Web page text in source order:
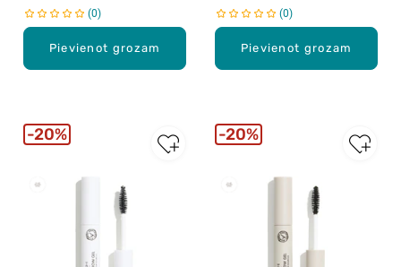
Pievienot grozam
0
Pievienot grozam
0
20% 20%